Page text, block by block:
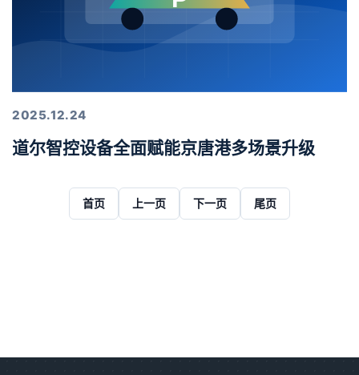
2025.12.24
道尔智控设备全面赋能京唐港多场景升级
首页 上一页 下一页 尾页